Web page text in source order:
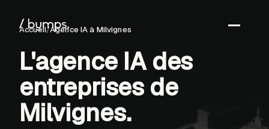
Accueil/Agence IAà Milvignes
L'agence IA des
entreprises de
Milvignes.